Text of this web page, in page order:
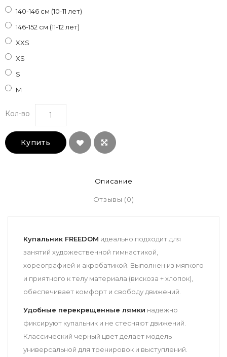
140-146 см (10-11 лет)
146-152 см (11-12 лет)
XXS
XS
S
M
Кол-во
Купить
Описание
Отзывы (0)
Купальник FREEDOM идеально подходит для
занятий художественной гимнастикой,
хореографией и акробатикой. Выполнен из мягкого
и приятного к телу материала (вискоза + хлопок),
обеспечивает комфорт и свободу движений.
Удобные перекрещенные лямки надежно
фиксируют купальник и не стесняют движений.
Классический черный цвет делает модель
универсальной для тренировок и выступлений.